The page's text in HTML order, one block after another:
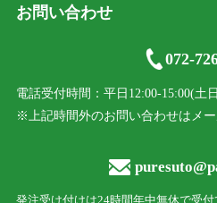
お問い合わせ
072-
電話受付時間：平日12:00-15:00(土
※上記時間外のお問い合わせはメー
発注受け付けは24時間年中無休で受付